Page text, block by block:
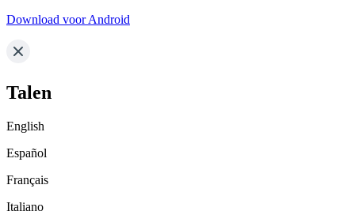
Download voor Android
Talen
English
Español
Français
Italiano